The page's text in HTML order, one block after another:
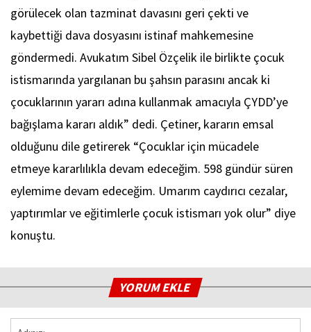
görülecek olan tazminat davasını geri çekti ve
kaybettiği dava dosyasını istinaf mahkemesine
göndermedi. Avukatım Sibel Özçelik ile birlikte çocuk
istismarında yargılanan bu şahsın parasını ancak ki
çocuklarının yararı adına kullanmak amacıyla ÇYDD’ye
bağışlama kararı aldık” dedi. Çetiner, kararın emsal
olduğunu dile getirerek “Çocuklar için mücadele
etmeye kararlılıkla devam edeceğim. 598 gündür süren
eylemime devam edeceğim. Umarım caydırıcı cezalar,
yaptırımlar ve eğitimlerle çocuk istismarı yok olur” diye
konuştu.
YORUM EKLE